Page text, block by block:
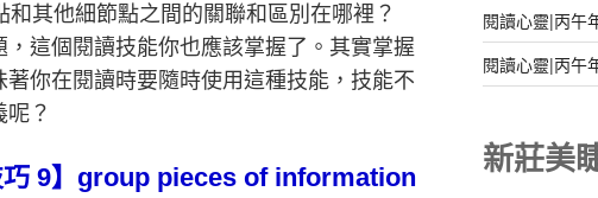
和其他細節點之間的關聯和區別在哪裡 ？
這個閱讀技能你也應該掌握了。其實掌握
你在閱讀時要隨時使用這種技能，技能不
呢？
9】group pieces of information
閱讀心靈|丙午
閱讀心靈|丙午
新莊美